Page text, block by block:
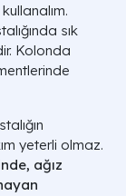
sık
Kolonda
yeterli olmaz.
ağız